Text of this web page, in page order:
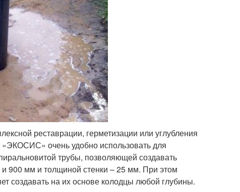
реставрации, герметизации или углубления
очень удобно использовать для
трубы, позволяющей создавать
900 мм и толщиной стенки – 25 мм. При этом
создавать на их основе колодцы любой глубины.